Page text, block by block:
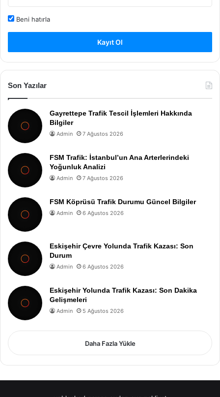
Beni hatırla
Kayıt Ol
Son Yazılar
Gayrettepe Trafik Tescil İşlemleri Hakkında
Bilgiler
Admin 7 Ağustos 2026
FSM Trafik: İstanbul’un Ana Arterlerindeki
Yoğunluk Analizi
Admin 7 Ağustos 2026
FSM Köprüsü Trafik Durumu Güncel Bilgiler
Admin 6 Ağustos 2026
Eskişehir Çevre Yolunda Trafik Kazası: Son
Durum
Admin 6 Ağustos 2026
Eskişehir Yolunda Trafik Kazası: Son Dakika
Gelişmeleri
Admin 5 Ağustos 2026
Daha Fazla Yükle